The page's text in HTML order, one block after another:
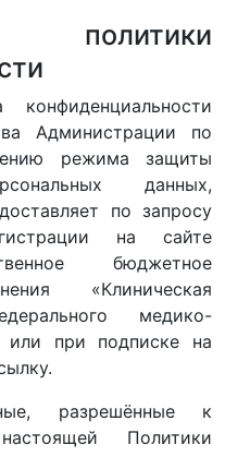
Администрации по
режима защиты
данных,
по запросу
на сайте
бюджетное
«Клиническая
медико-
или при подписке на
разрешённые к
Политики